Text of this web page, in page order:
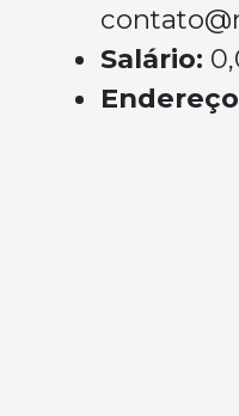
Salário: